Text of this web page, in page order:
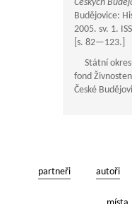
Českých
Budějovice:
2005. sv. 1.
[s. 82—123.]
Státní
fond
České
partneři autoři